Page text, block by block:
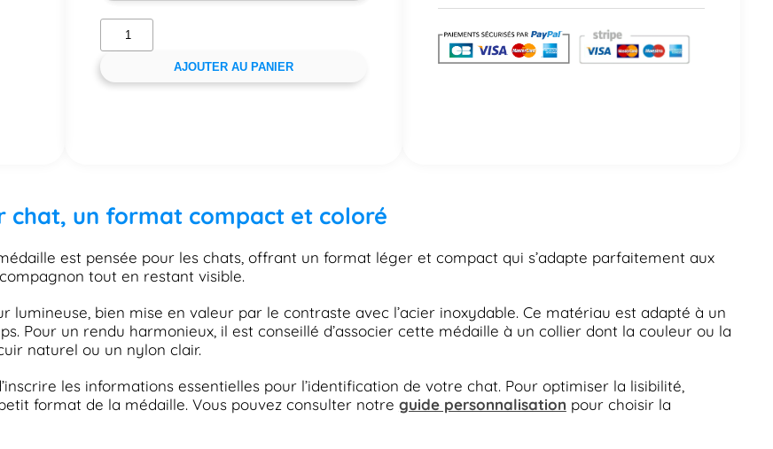
AJOUTER AU PANIER
chat, un format compact et coloré
est pensée pour les chats, offrant un format léger et compact qui s’adapte parfaitement aux
tout en restant visible.
lumineuse, bien mise en valeur par le contraste avec l’acier inoxydable. Ce matériau est adapté à un
Pour un rendu harmonieux, il est conseillé d’associer cette médaille à un collier dont la couleur ou la
naturel ou un nylon clair.
les informations essentielles pour l’identification de votre chat. Pour optimiser la lisibilité,
format de la médaille. Vous pouvez consulter notre guide personnalisation pour choisir la